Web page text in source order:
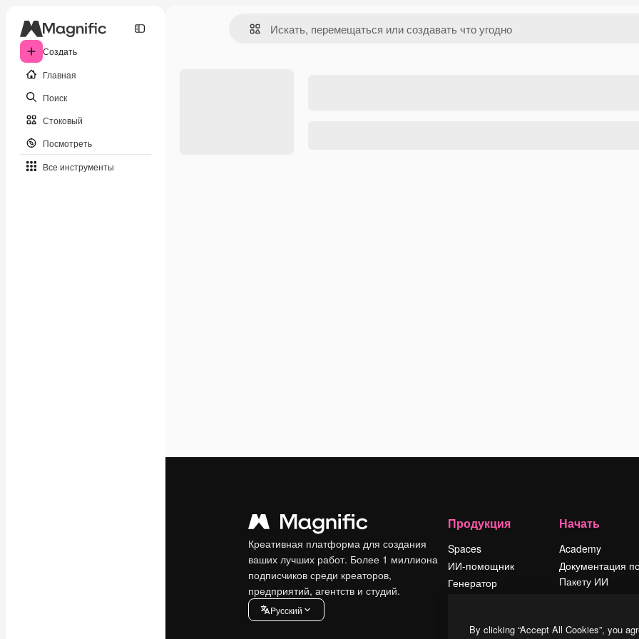
Создать
Главная
Поиск
Стоковый
Посмотреть
Все инструменты
Креативная платформа для создания
ваших лучших работ. Более 1 миллиона
подписчиков среди креаторов,
предприятий, агентств и студий.
Pусский
Продукция
Spaces
ИИ-помощник
Генератор
Начать
Academy
Документация
Пакету ИИ
Условия и
By clicking “Accept All Cookies”, you